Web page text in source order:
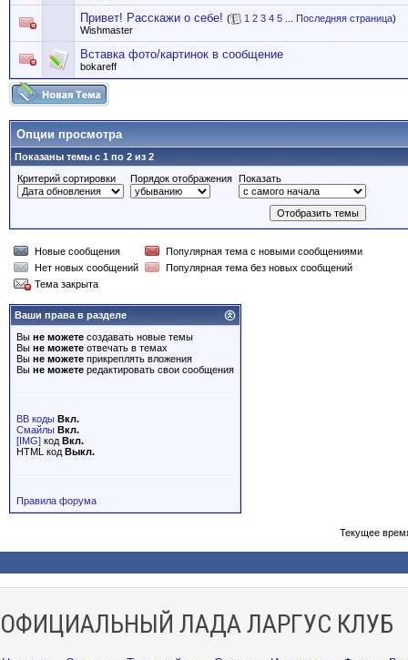
Привет! Расскажи о себе! ( 1 2 3 4 5 Последняя страница)
Wishmaster
Вставка фото/картинок в сообщение
bokareff
Опции просмотра
Показаны темы с 1 по 2 из 2
Критерий сортировки
Порядок отображения Показать
Новые сообщения
Популярная тема с новыми сообщениями
Нет новых сообщений
Популярная тема без новых сообщений
Тема закрыта
Ваши права в разделе
Вы не можете создавать новые темы
Вы не можете отвечать в темах
Вы не можете прикреплять вложения
Вы не можете редактировать свои сообщения
BB коды Вкл.
Смайлы Вкл.
[IMG] код Вкл.
HTML код Выкл.
Правила форума
Текущее
ОФИЦИАЛЬНЫЙ ЛАДА ЛАРГУС КЛУБ